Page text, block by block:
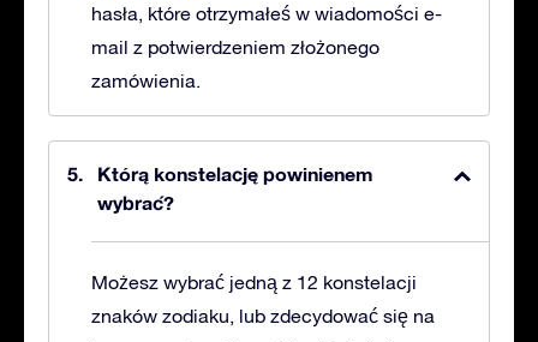
hasła, które otrzymałeś w wiadomości e-
mail z potwierdzeniem złożonego
zamówienia.
Którą konstelację powinienem
wybrać?
Możesz wybrać jedną z 12 konstelacji
znaków zodiaku, lub zdecydować się na